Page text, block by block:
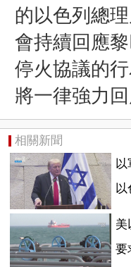
的 以色列總
會持續回應
停火協議的
將一律強力回
相關新聞
美
要